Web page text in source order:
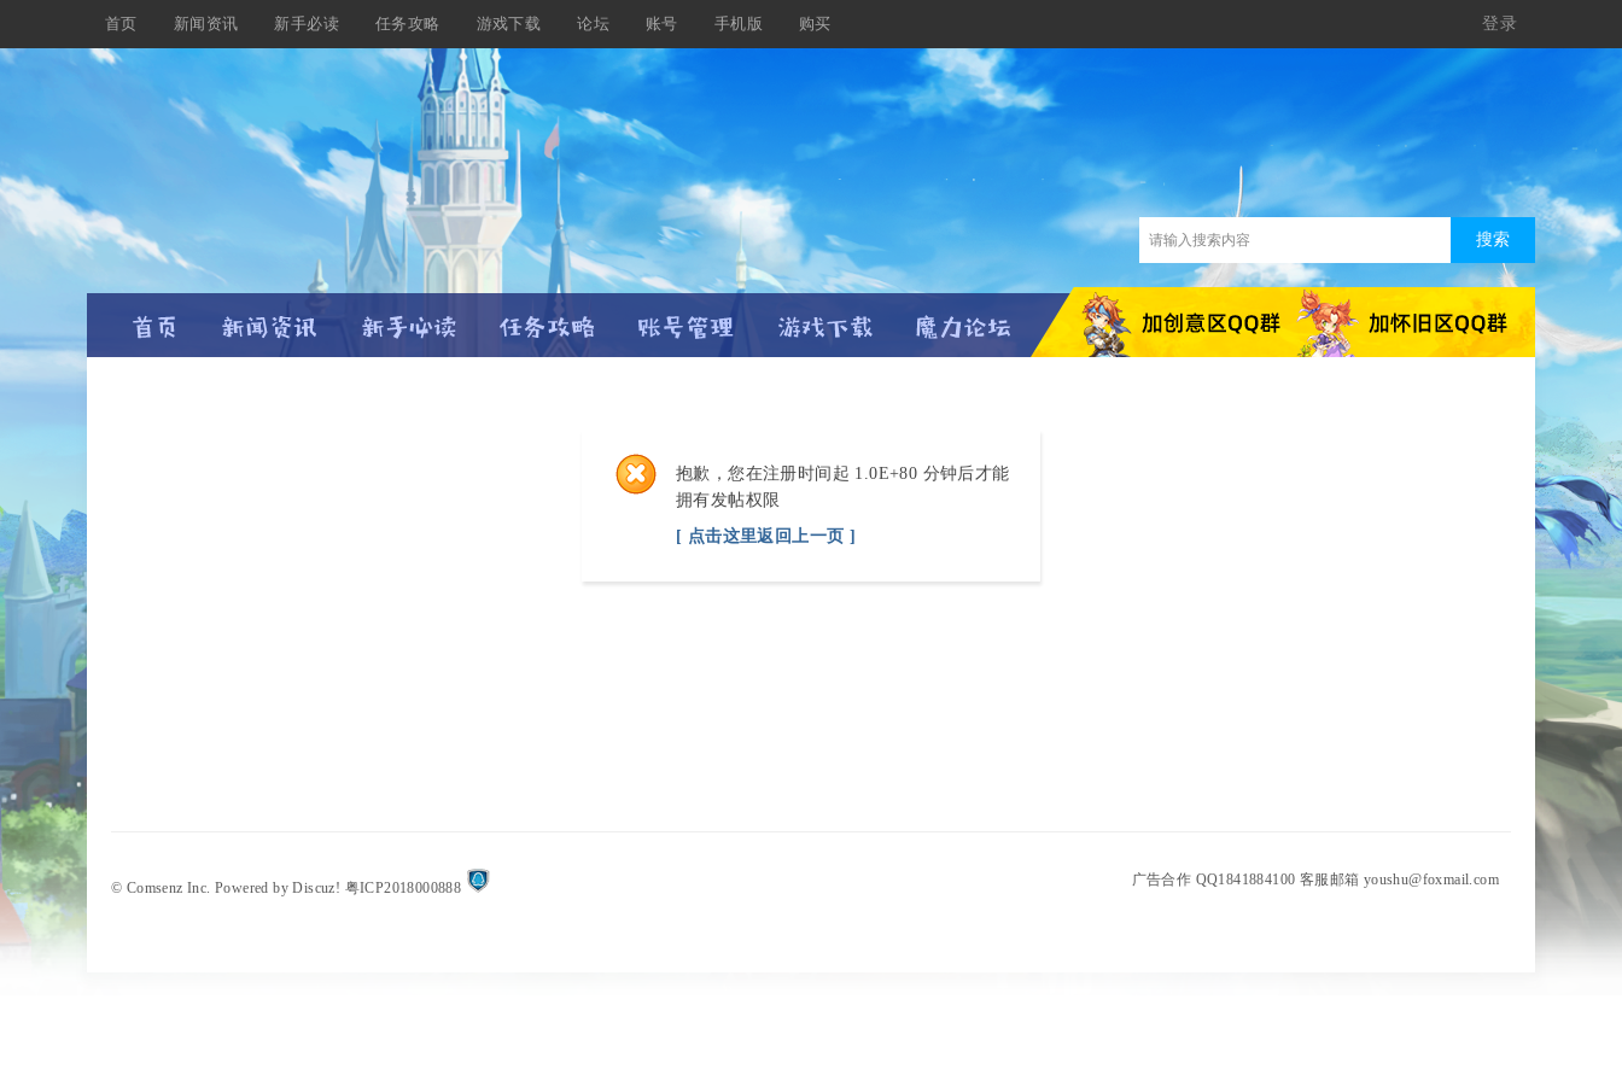
首页 新闻资讯 新手必读 任务攻略 游戏下载 论坛 账号 手机版 购买 登录
搜索
抱歉，您在注册时间起 1.0E+80 分钟后才能
拥有发帖权限
[ 点击这里返回上一页 ]
© Comsenz Inc. Powered byDiscuz! 粤ICP2018000888 广告合作 QQ1841884100 客服邮箱 youshu@foxmail.com